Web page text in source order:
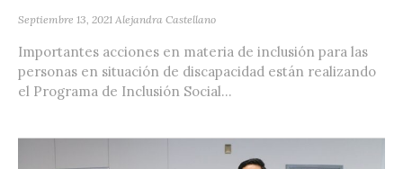
Septiembre 13, 2021 Alejandra Castellano
Importantes acciones en materia de inclusión para las
personas en situación de discapacidad están realizando
el Programa de Inclusión Social...